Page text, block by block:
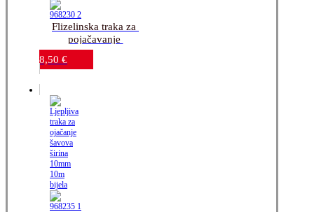
Flizelinska traka za
pojačavanje
rubova_4cm x
3m_bijela-Edge fix
8,50 €